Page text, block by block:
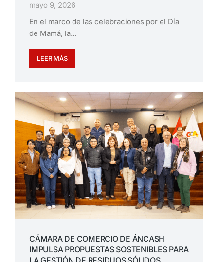
mayo 9, 2026
En el marco de las celebraciones por el Día
de Mamá, la…
LEER MÁS
CÁMARA DE COMERCIO DE ÁNCASH
IMPULSA PROPUESTAS SOSTENIBLES PARA
LA GESTIÓN DE RESIDUOS SÓLIDOS